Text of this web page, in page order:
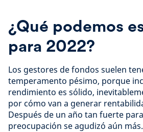
¿Qué podemos
para 2022?
Los gestores de fondos suelen
temperamento pésimo, porque
rendimiento es sólido,
por cómo van a generar
Después de un año tan fuerte
preocupación se agudizó aún más.